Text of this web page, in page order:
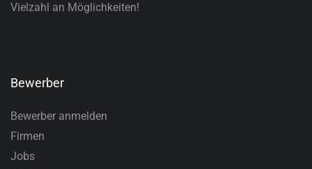
Vielzahl an Möglichkeiten!
Bewerber
Bewerber anmelden
Firmen
Jobs